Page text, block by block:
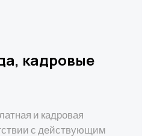
кадровые
и кадровая
с действующим